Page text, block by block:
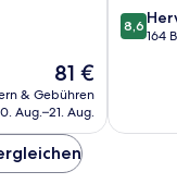
Der
Preis
beträgt
81 €
& Gebühren
Aug.–21. Aug.
8.6
von
8,6
164